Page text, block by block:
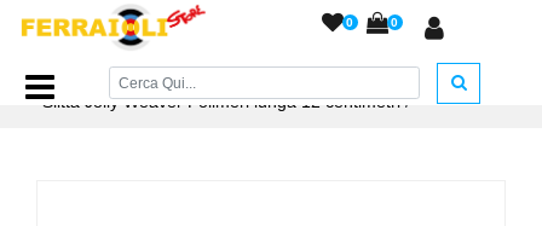
0 0
Home Page/ACCESSORI ARMERIA/Attacchi e Accessori
Slitta Jolly Weaver Polimeri lunga 12 centimetri/